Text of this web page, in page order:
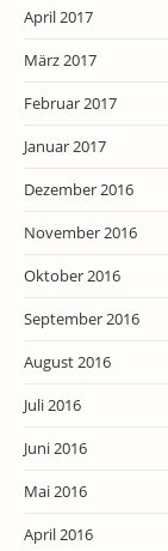
April 2017
März 2017
Februar 2017
Januar 2017
Dezember 2016
November 2016
Oktober 2016
September 2016
August 2016
Juli 2016
Juni 2016
Mai 2016
April 2016